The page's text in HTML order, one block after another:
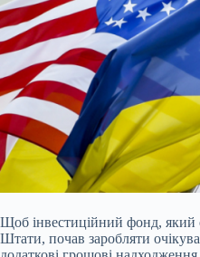
Щоб інвестиційний фонд, який
Штати, почав заробляти